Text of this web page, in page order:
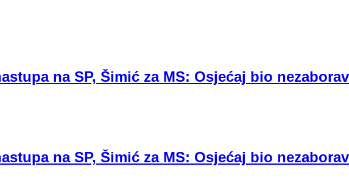
na SP, Šimić za MS: Osjećaj bio
na SP, Šimić za MS: Osjećaj bio